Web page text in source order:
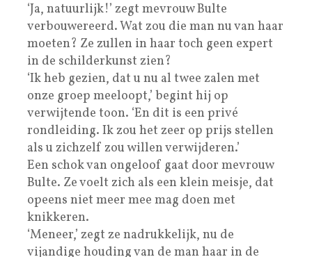
‘Ja, natuurlijk!’ zegt mevrouw Bulte
verbouwereerd. Wat zou die man nu van haar
moeten? Ze zullen in haar toch geen expert
in de schilderkunst zien?
‘Ik heb gezien, dat u nu al twee zalen met
onze groep meeloopt,’ begint hij op
verwijtende toon. ‘En dit is een privé
rondleiding. Ik zou het zeer op prijs stellen
als u zichzelf zou willen verwijderen.’
Een schok van ongeloof gaat door mevrouw
Bulte. Ze voelt zich als een klein meisje, dat
opeens niet meer mee mag doen met
knikkeren.
‘Meneer,’ zegt ze nadrukkelijk, nu de
vijandige houding van de man haar in de